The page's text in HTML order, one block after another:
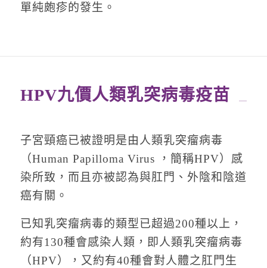
單純皰疹的發生。
HPV九價人類乳突病毒疫苗
子宮頸癌已被證明是由人類乳突瘤病毒
（Human Papilloma Virus ，簡稱HPV）感
染所致，而且亦被認為與肛門、外陰和陰道
癌有關。
已知乳突瘤病毒的類型已超過200種以上，
約有130種會感染人類，即人類乳突瘤病毒
（HPV），又約有40種會對人體之肛門生